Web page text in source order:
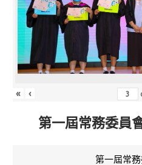
« ‹
第一屆常務委
第一屆常